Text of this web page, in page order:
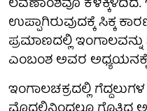
ಲವಣಾಂಶವೂ ಕೆಳಕ್ಕಿಳಿದಿದೆ.
ಉಪ್ಪಾಗಿರುವುದಕ್ಕೆ ಸಿಕ್ಕ
ಪ್ರಮಾಣದಲ್ಲಿ
ಎಂಬಂಶ ಅವರ ಅಧ್ಯಯನಕ್ಕೆ
ಇಂಗಾಲಚಕ್ರದಲ್ಲಿ